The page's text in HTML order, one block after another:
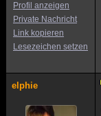
Profil anzeigen
Private Nachricht
Link kopieren
Lesezeichen setzen
elphie